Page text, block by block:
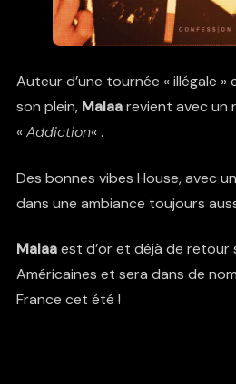
Auteur d’une tournée « illégale
son plein, Malaarevient avec un
«Addiction« .
Des bonnes vibes House, avec
dans une ambiance toujours
Malaaest d’or et déjà de retour
Américaines et sera dans de
France cet été !